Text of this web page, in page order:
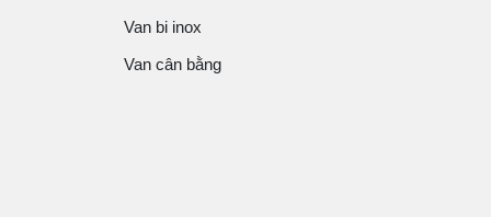
Van bi inox
Van cân bằng